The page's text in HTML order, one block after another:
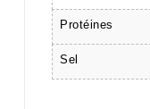
Protéines
Sel